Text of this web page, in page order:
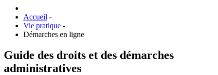
Accueil -
Vie pratique -
Démarches en ligne
Guide des droits et des démarches
administratives